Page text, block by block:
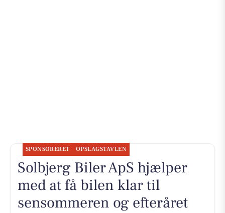
SPONSORERET OPSLAGSTAVLEN
Solbjerg Biler ApS hjælper
med at få bilen klar til
sensommeren og efteråret